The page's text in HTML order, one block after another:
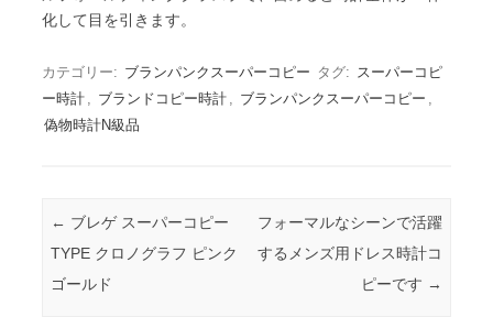
化して目を引きます。
カテゴリー: ブランパンクスーパーコピー タグ: スーパーコピ
ー時計 , ブランドコピー時計 , ブランパンクスーパーコピー ,
偽物時計N級品
投稿ナビゲーション
← ブレゲ スーパーコピー
TYPE クロノグラフ ピンク
ゴールド
フォーマルなシーンで活躍
するメンズ用ドレス時計コ
ピーです →